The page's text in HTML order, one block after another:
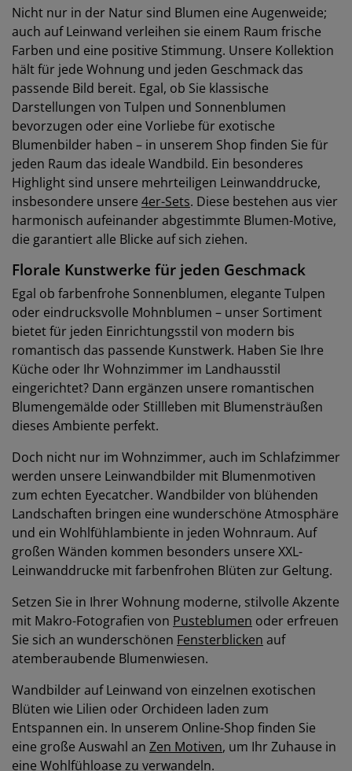
Nicht nur in der Natur sind Blumen eine Augenweide;
auch auf Leinwand verleihen sie einem Raum frische
Farben und eine positive Stimmung. Unsere Kollektion
hält für jede Wohnung und jeden Geschmack das
passende Bild bereit. Egal, ob Sie klassische
Darstellungen von Tulpen und Sonnenblumen
bevorzugen oder eine Vorliebe für exotische
Blumenbilder haben – in unserem Shop finden Sie für
jeden Raum das ideale Wandbild. Ein besonderes
Highlight sind unsere mehrteiligen Leinwanddrucke,
insbesondere unsere 4er-Sets. Diese bestehen aus vier
harmonisch aufeinander abgestimmte Blumen-Motive,
die garantiert alle Blicke auf sich ziehen.
Florale Kunstwerke für jeden Geschmack
Egal ob farbenfrohe Sonnenblumen, elegante Tulpen
oder eindrucksvolle Mohnblumen – unser Sortiment
bietet für jeden Einrichtungsstil von modern bis
romantisch das passende Kunstwerk. Haben Sie Ihre
Küche oder Ihr Wohnzimmer im Landhausstil
eingerichtet? Dann ergänzen unsere romantischen
Blumengemälde oder Stillleben mit Blumensträußen
dieses Ambiente perfekt.
Doch nicht nur im Wohnzimmer, auch im Schlafzimmer
werden unsere Leinwandbilder mit Blumenmotiven
zum echten Eyecatcher. Wandbilder von blühenden
Landschaften bringen eine wunderschöne Atmosphäre
und ein Wohlfühlambiente in jeden Wohnraum. Auf
großen Wänden kommen besonders unsere XXL-
Leinwanddrucke mit farbenfrohen Blüten zur Geltung.
Setzen Sie in Ihrer Wohnung moderne, stilvolle Akzente
mit Makro-Fotografien von Pusteblumen oder erfreuen
Sie sich an wunderschönen Fensterblicken auf
atemberaubende Blumenwiesen.
Wandbilder auf Leinwand von einzelnen exotischen
Blüten wie Lilien oder Orchideen laden zum
Entspannen ein. In unserem Online-Shop finden Sie
eine große Auswahl an Zen Motiven, um Ihr Zuhause in
eine Wohlfühloase zu verwandeln.